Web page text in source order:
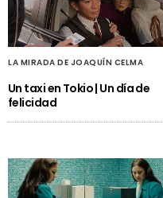
LA MIRADA DE JOAQUÍN CELMA
Un taxi en Tokio | Un día de
felicidad